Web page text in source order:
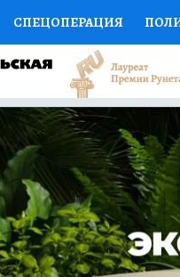
СПЕЦОПЕРАЦИЯ
НАУКА СПОРТ
ДОКТОР
ПРОГНОЗЫ НА СПОРТ
НЕДВИЖИМОСТЬ
ТЕСТЫ НОВОЕ